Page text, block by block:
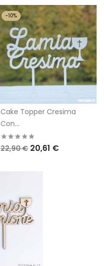
Cake Topper Cresima
Con...
22,90 € 20,61 €
-10%